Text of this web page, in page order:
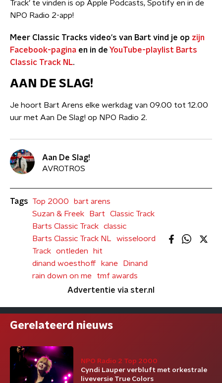
Track’ te vinden is op Apple Podcasts, Spotify en in de
NPO Radio 2-app!
Meer Classic Tracks video's van Bart vind je op zijn
Facebook-pagina en in de YouTube-playlist Barts
Classic Track NL.
AAN DE SLAG!
Je hoort Bart Arens elke werkdag van 09.00 tot 12.00
uur met Aan De Slag! op NPO Radio 2.
Aan De Slag!
AVROTROS
Tags Top 2000
bart arens
Suzan & Freek
Bart
Classic Track
Barts Classic Track
classic
Barts Classic Track NL
wisseloord
Track
ontleden
hit
dinand woesthoff
kane
Dinand
rain down on me
tmf awards
Advertentie via ster.nl
Gerelateerd nieuws
NPO Radio 2 Top 2000
Cyndi Lauper verbluft met orkestrale
liveversie True Colors